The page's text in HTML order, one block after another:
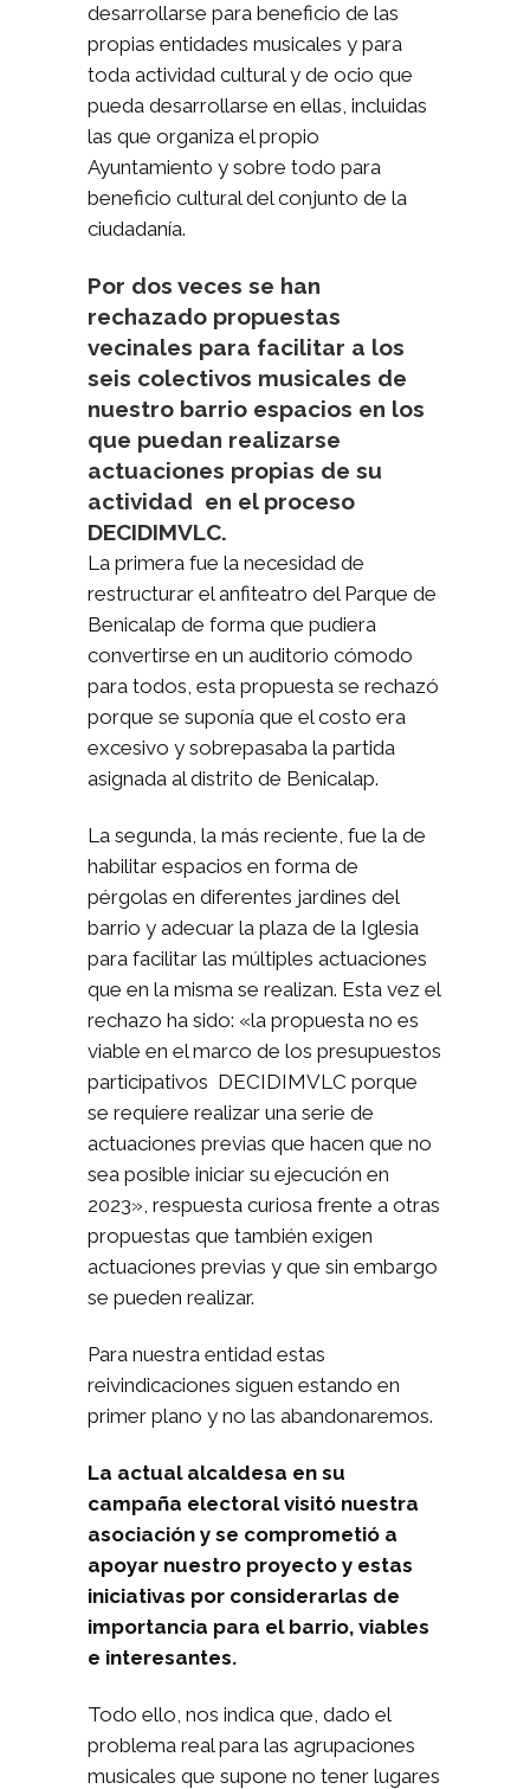
desarrollarse para beneficio de las
propias entidades musicales y para
toda actividad cultural y de ocio que
pueda desarrollarse en ellas, incluidas
las que organiza el propio
Ayuntamiento y sobre todo para
beneficio cultural del conjunto de la
ciudadanía.
Por dos veces se han
rechazado propuestas
vecinales para facilitar a los
seis colectivos musicales de
nuestro barrio espacios en los
que puedan realizarse
actuaciones propias de su
actividad en el proceso
DECIDIMVLC.
La primera fue la necesidad de
restructurar el anfiteatro del Parque de
Benicalap de forma que pudiera
convertirse en un auditorio cómodo
para todos, esta propuesta se rechazó
porque se suponía que el costo era
excesivo y sobrepasaba la partida
asignada al distrito de Benicalap.
La segunda, la más reciente, fue la de
habilitar espacios en forma de
pérgolas en diferentes jardines del
barrio y adecuar la plaza de la Iglesia
para facilitar las múltiples actuaciones
que en la misma se realizan. Esta vez el
rechazo ha sido: «la propuesta no es
viable en el marco de los presupuestos
participativos DECIDIMVLC porque
se requiere realizar una serie de
actuaciones previas que hacen que no
sea posible iniciar su ejecución en
2023», respuesta curiosa frente a otras
propuestas que también exigen
actuaciones previas y que sin embargo
se pueden realizar.
Para nuestra entidad estas
reivindicaciones siguen estando en
primer plano y no las abandonaremos.
La actual alcaldesa en su
campaña electoral visitó nuestra
asociación y se comprometió a
apoyar nuestro proyecto y estas
iniciativas por considerarlas de
importancia para el barrio, viables
e interesantes.
Todo ello, nos indica que, dado el
problema real para las agrupaciones
musicales que supone no tener lugares